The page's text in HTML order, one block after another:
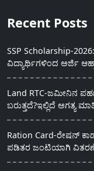
Recent Posts
SSP Scholarship-
ವಿದ್ಯಾರ್ಥಿಗಳಿಂದ ಅರ್ಜಿ
Land RTC-ಜಮೀನಿನ
ಬರುತ್ತದೆ?ಇಲ್ಲಿದೆ ಅಗತ್ಯ
Ration Card-ರೇಷನ್
ಪಡಿತರ ಜಂಟಿಯಾಗಿ